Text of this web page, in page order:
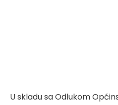
U skladu sa Odlukom